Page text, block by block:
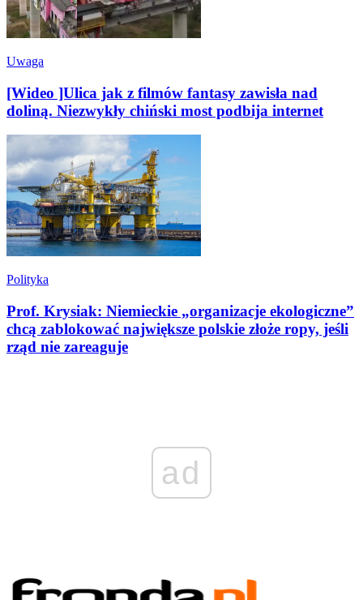
Uwaga
[Wideo ]Ulica jak z filmów fantasy zawisła nad
doliną. Niezwykły chiński most podbija internet
Polityka
Prof. Krysiak: Niemieckie „organizacje ekologiczne”
chcą zablokować największe polskie złoże ropy, jeśli
rząd nie zareaguje
ad